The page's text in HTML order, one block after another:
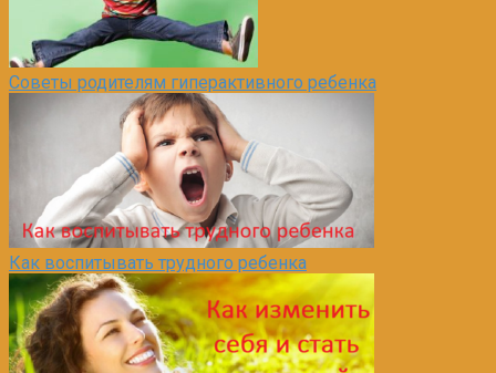
Советы родителям гиперактивного ребенка
Как воспитывать трудного ребенка